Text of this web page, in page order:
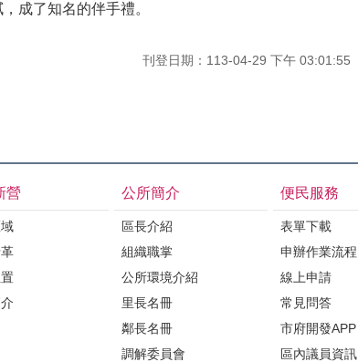
成了知名的伴手禮。
刊登日期：113-04-29 下午 03:01:55
營 公所簡介
區長介紹
組織職掌
公所環境介紹
里長名冊
鄰長名冊
調解委員會
便民服務
表單下載
申辦作業流程
線上申請
常見問答
市府開發APP
區內議員資訊